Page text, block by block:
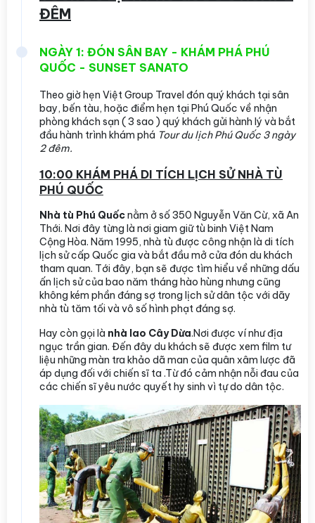
ĐÊM
NGÀY 1: ĐÓN SÂN BAY - KHÁM PHÁ PHÚ
QUỐC - SUNSET SANATO
Theo giờ hẹn Việt Group Travel đón quý khách tại sân
bay, bến tàu, hoặc điểm hẹn tại Phú Quốc về nhận
phòng khách sạn ( 3 sao ) quý khách gửi hành lý và bắt
đầu hành trình khám phá Tour du lịch Phú Quốc 3 ngày
2 đêm.
10:00 KHÁM PHÁ DI TÍCH LỊCH SỬ NHÀ TÙ
PHÚ QUỐC
Nhà tù Phú Quốcnằm ở số 350 Nguyễn Văn Cừ, xã An
Thới. Nơi đây từng là nơi giam giữ tù binh Việt Nam
Cộng Hòa. Năm 1995, nhà tù được công nhận là di tích
lịch sử cấp Quốc gia và bắt đầu mở cửa đón du khách
tham quan. Tới đây, bạn sẽ được tìm hiểu về những dấu
ấn lịch sử của bao năm tháng hào hùng nhưng cũng
không kém phần đáng sợ trong lịch sử dân tộc với dãy
nhà tù tăm tối và vô số hình phạt đáng sợ.
Hay còn gọi là nhà lao Cây Dừa.Nơi được ví như địa
ngục trần gian. Đến đây du khách sẽ được xem film tư
liệu những màn tra khảo dã man của quân xâm lược đã
áp dụng đối với chiến sĩ ta .Từ đó cảm nhận nỗi đau của
các chiến sĩ yêu nước quyết hy sinh vì tự do dân tộc.